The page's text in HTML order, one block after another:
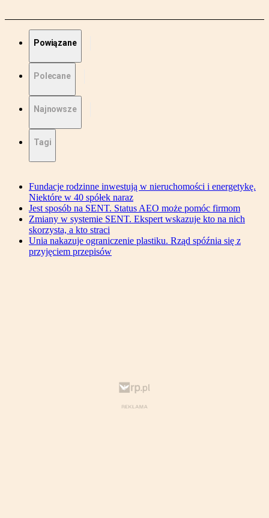
Powiązane
Polecane
Najnowsze
Tagi
Fundacje rodzinne inwestują w nieruchomości i energetykę.
Niektóre w 40 spółek naraz
Jest sposób na SENT. Status AEO może pomóc firmom
Zmiany w systemie SENT. Ekspert wskazuje kto na nich
skorzysta, a kto straci
Unia nakazuje ograniczenie plastiku. Rząd spóźnia się z
przyjęciem przepisów